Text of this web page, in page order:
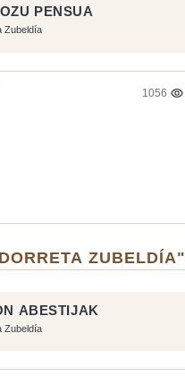
PENSUA
Zubeldía
1056
ZUBELDÍA"
ABESTIJAK
Zubeldía